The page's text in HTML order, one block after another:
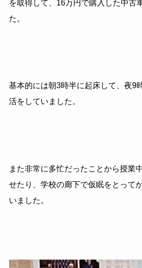
を取得して、16万円で購入した中古
た。
基本的には朝3時半に起床して、夜9
活をしていました。
また非常に多忙だったことから授業
せたり、 学校の廊下で仮眠をとって
いました。